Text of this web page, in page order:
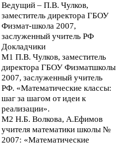
Ведущий – П.В. Чулков,
заместитель директора ГБОУ
Физмат-школа 2007,
заслуженный учитель РФ
Докладчики
М1 П.В. Чулков, заместитель
директора ГБОУ Физматшколы
2007, заслуженный учитель
РФ. «Математические классы:
шаг за шагом от идеи к
реализации».
М2 Н.Б. Волкова, А.Ефимов
учителя математики школы №
2007: «Математические